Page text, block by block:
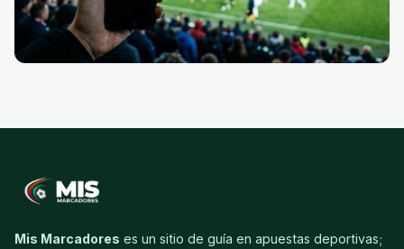
Mis Marcadores es un sitio de guía en apuestas deportivas;